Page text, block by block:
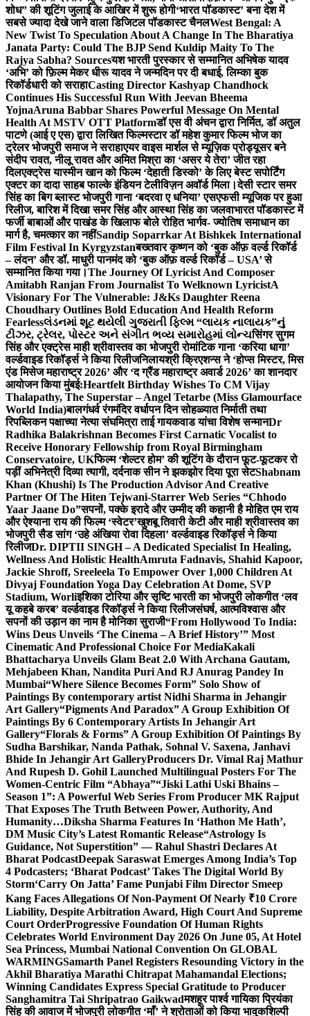
शोध” की शूटिंग जुलाई के आखिर में शुरू होगी‘भारत पॉडकास्ट’ बना देश में
सबसे ज्यादा देखे जाने वाला डिजिटल पॉडकास्ट चैनलWest Bengal: A
New Twist To Speculation About A Change In The Bharatiya
Janata Party: Could The BJP Send Kuldip Maity To The
Rajya Sabha? Sourcesयश भारती पुरस्कार से सम्मानित अभिषेक यादव
‘अभि’ को फ़िल्म मेकर धीरू यादव ने जन्मदिन पर दी बधाई, लिम्का बुक
रिकॉर्डधारी को सराहाCasting Director Kashyap Chandhock
Continues His Successful Run With Jeevan Bheema
YojnaAruna Babbar Shares Powerful Message On Mental
Health At MSTV OTT Platformडॉ एस वी अंचन द्वारा निर्मित, डॉ अतुल
पाटणे (आई ए एस) द्वारा लिखित फिल्मस्टार डॉ महेश कुमार फिल्म भोज का
ट्रेलर भोजपुरी समाज ने सराहाएयर वाइस मार्शल से म्यूज़िक प्रोड्यूसर बने
संदीप रावत, नीलू रावत और अमित मिश्रा का ‘असर ये तेरा’ जीत रहा
दिलएक्ट्रेस यास्मीन खान को फिल्म ‘देहाती डिस्को’ के लिए बेस्ट सपोर्टिंग
एक्टर का दादा साहब फाल्के इंडियन टेलीविज़न अवॉर्ड मिला।देसी स्टार समर
सिंह का बिग ब्लास्ट भोजपुरी गाना ‘बदरवा ए धनिया’ एसएफसी म्यूजिक पर हुआ
रिलीज, बारिश में दिखा समर सिंह और आस्था सिंह का जलवाभारत पॉडकास्ट में
फर्जी बाबाओं और पाखंड के खिलाफ बोले रोहित भार्गव- ज्योतिष समाधान का
मार्ग है, चमत्कार का नहींSandip Soparrkar At Bishkek International
Film Festival In Kyrgyzstanबख्तवार कृष्णन को ‘बुक ऑफ़ वर्ल्ड रिकॉर्ड
– लंदन’ और डॉ. माधुरी पानमंद को ‘बुक ऑफ़ वर्ल्ड रिकॉर्ड – USA’ से
सम्मानित किया गया।The Journey Of Lyricist And Composer
Amitabh Ranjan From Journalist To Welknown LyricistA
Visionary For The Vulnerable: J&Ks Daughter Reena
Choudhary Outlines Bold Education And Health Reform
Fearlessલંડનમાં શૂટ થયેલી ગુજરાતી ફિલ્મ “લાયક નાલાયક”નું
ટીઝર, ટ્રેલર, પોસ્ટર અને સંગીત ભવ્ય સમારોહમાં લોન્ચसिंगर सुगम
सिंह और एक्ट्रेस माही श्रीवास्तव का भोजपुरी रोमांटिक गाना ‘करिया धागा’
वर्ल्डवाइड रिकॉर्ड्स ने किया रिलीजनिलायश्री क्रिएशन्स ने ‘होप्स मिस्टर, मिस
एंड मिसेज महाराष्ट्र 2026’ और ‘द ग्रैंड महाराष्ट्र अवार्ड 2026’ का शानदार
आयोजन किया मुंबई:Heartfelt Birthday Wishes To CM Vijay
Thalapathy, The Superstar – Angel Tetarbe (Miss Glamourface
World India)बालगंधर्व रंगमंदिर वर्धापन दिन सोहळ्यात निर्माती तथा
रिपब्लिकन पक्षाच्या नेत्या संघमित्रा ताई गायकवाड यांचा विशेष सन्मानDr
Radhika Balakrishnan Becomes First Carnatic Vocalist to
Receive Honorary Fellowship from Royal Birmingham
Conservatoire, UKफिल्म ‘शेल्टर होम’ की शूटिंग के दौरान फूट-फूटकर रो
पड़ीं अभिनेत्री दिव्या त्यागी, दर्दनाक सीन ने झकझोर दिया पूरा सेटShabnam
Khan (Khushi) Is The Production Advisor And Creative
Partner Of The Hiten Tejwani-Starrer Web Series “Chhodo
Yaar Jaane Do”सपनों, पक्के इरादे और उम्मीद की कहानी है मोहित एम राय
और ऐश्याना राय की फिल्म ‘स्वेटर’खुशबू तिवारी केटी और माही श्रीवास्तव का
भोजपुरी सैड सांग ‘उहे अंखिया रोवा दिहला’ वर्ल्डवाइड रिकॉर्ड्स ने किया
रिलीजDr. DIPTII SINGH – A Dedicated Specialist In Healing,
Wellness And Holistic HealthAmruta Fadnavis, Shahid Kapoor,
Jackie Shroff, Sreeleela To Empower Over 1,000 Children At
Divyaj Foundation Yoga Day Celebration At Dome, SVP
Stadium, Worliइशिका टोरिया और सृष्टि भारती का भोजपुरी लोकगीत ‘लव
यू कहबे करब’ वर्ल्डवाइड रिकॉर्ड्स ने किया रिलीजसंघर्ष, आत्मविश्वास और
सपनों की उड़ान का नाम है मोनिका सुराजी“From Hollywood To India:
Wins Deus Unveils ‘The Cinema – A Brief History’” Most
Cinematic And Professional Choice For MediaKakali
Bhattacharya Unveils Glam Beat 2.0 With Archana Gautam,
Mehjabeen Khan, Nandita Puri And RJ Anurag Pandey In
Mumbai“Where Silence Becomes Form” Solo Show of
Paintings By contemporary artist Nidhi Sharma in Jehangir
Art Gallery“Pigments And Paradox” A Group Exhibition Of
Paintings By 6 Contemporary Artists In Jehangir Art
Gallery“Florals & Forms” A Group Exhibition Of Paintings By
Sudha Barshikar, Nanda Pathak, Sohnal V. Saxena, Janhavi
Bhide In Jehangir Art GalleryProducers Dr. Vimal Raj Mathur
And Rupesh D. Gohil Launched Multilingual Posters For The
Women-Centric Film “Abhaya”“Jiski Lathi Uski Bhains –
Season 1”: A Powerful Web Series From Producer MK Rajput
That Exposes The Truth Between Power, Authority, And
Humanity…Diksha Sharma Features In ‘Hathon Me Hath’,
DM Music City’s Latest Romantic Release“Astrology Is
Guidance, Not Superstition” — Rahul Shastri Declares At
Bharat PodcastDeepak Saraswat Emerges Among India’s Top
4 Podcasters; ‘Bharat Podcast’ Takes The Digital World By
Storm‘Carry On Jatta’ Fame Punjabi Film Director Smeep
Kang Faces Allegations Of Non-Payment Of Nearly ₹10 Crore
Liability, Despite Arbitration Award, High Court And Supreme
Court OrderProgressive Foundation Of Human Rights
Celebrates World Environment Day 2026 On June 05, At Hotel
Sea Princess, Mumbai National Convention On GLOBAL
WARMINGSamarth Panel Registers Resounding Victory in the
Akhil Bharatiya Marathi Chitrapat Mahamandal Elections;
Winning Candidates Express Special Gratitude to Producer
Sanghamitra Tai Shripatrao Gaikwadमशहूर पार्श्व गायिका प्रियंका
सिंह की आवाज में भोजपुरी लोकगीत ‘माँ’ ने श्रोताओं को किया भावुकशिल्पी